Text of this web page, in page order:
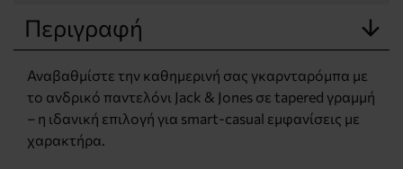
Περιγραφή
Αναβαθμίστε την καθημερινή σας γκαρνταρόμπα με
το ανδρικό παντελόνι Jack & Jones σε tapered γραμμή
– η ιδανική επιλογή για smart-casual εμφανίσεις με
χαρακτήρα.